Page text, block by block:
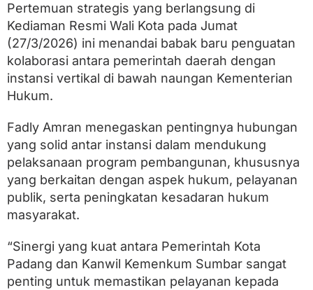
r
d
e
i
T
K
e
o
l
E
k
t
i
f
Pertemuan strategis yang berlangsung di
Kediaman Resmi Wali Kota pada Jumat
(27/3/2026) ini menandai babak baru penguatan
kolaborasi antara pemerintah daerah dengan
instansi vertikal di bawah naungan Kementerian
Hukum.
Fadly Amran menegaskan pentingnya hubungan
yang solid antar instansi dalam mendukung
pelaksanaan program pembangunan, khususnya
yang berkaitan dengan aspek hukum, pelayanan
publik, serta peningkatan kesadaran hukum
masyarakat.
“Sinergi yang kuat antara Pemerintah Kota
Padang dan Kanwil Kemenkum Sumbar sangat
penting untuk memastikan pelayanan kepada